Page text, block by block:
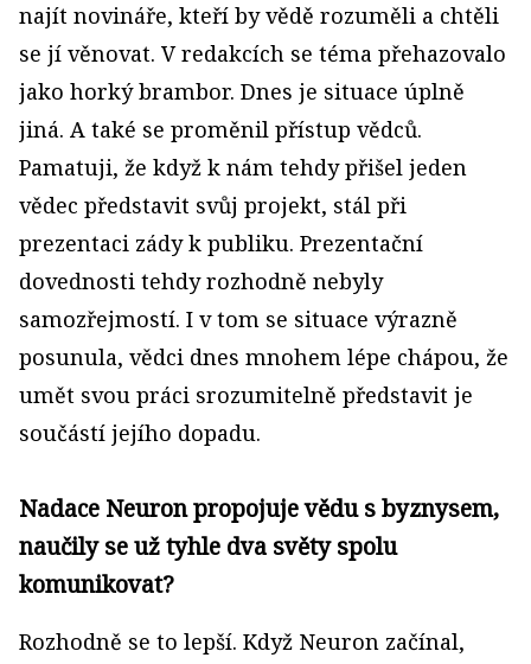
najít novináře, kteří by vědě rozuměli a chtěli
se jí věnovat. V redakcích se téma přehazovalo
jako horký brambor. Dnes je situace úplně
jiná. A také se proměnil přístup vědců.
Pamatuji, že když k nám tehdy přišel jeden
vědec představit svůj projekt, stál při
prezentaci zády k publiku. Prezentační
dovednosti tehdy rozhodně nebyly
samozřejmostí. I v tom se situace výrazně
posunula, vědci dnes mnohem lépe chápou, že
umět svou práci srozumitelně představit je
součástí jejího dopadu.
Nadace Neuron propojuje vědu s byznysem,
naučily se už tyhle dva světy spolu
komunikovat?
Rozhodně se to lepší. Když Neuron začínal,